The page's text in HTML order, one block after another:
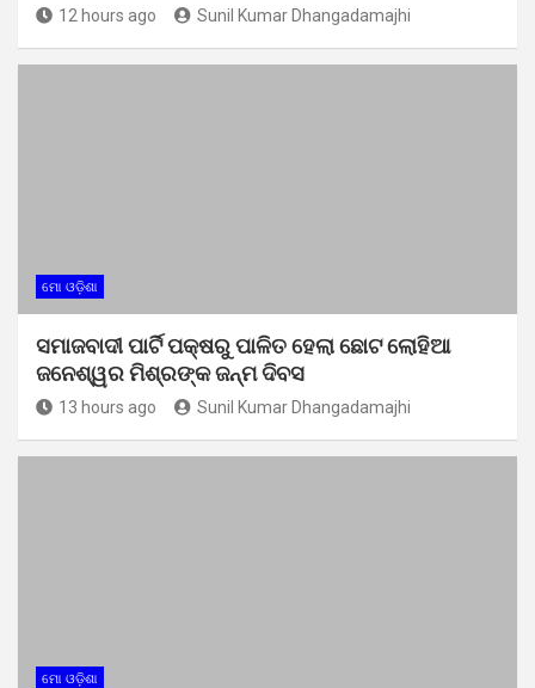
12 hours ago Sunil Kumar Dhangadamajhi
ମୋ ଓଡ଼ିଶା
ସମାଜବାଦୀ ପାର୍ଟି ପକ୍ଷରୁ ପାଳିତ ହେଲା ଛୋଟ ଲୋହିଆ
ଜନେଶ୍ୱର ମିଶ୍ରଙ୍କ ଜନ୍ମ ଦିବସ
13 hours ago Sunil Kumar Dhangadamajhi
ମୋ ଓଡ଼ିଶା